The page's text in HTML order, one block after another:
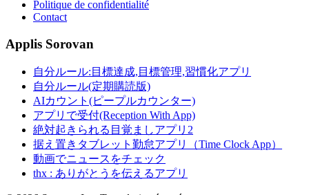
Politique de confidentialité
Contact
Applis Sorovan
自分ルール:目標達成,目標管理,習慣化アプリ
自分ルール(定期購読版)
AIカウント(ピープルカウンター)
アプリで受付(Reception With App)
絶対起きられる目覚ましアプリ2
据え置きタブレット勤怠アプリ（Time Clock App）
動画でニュースをチェック
thx : ありがとうを伝えるアプリ